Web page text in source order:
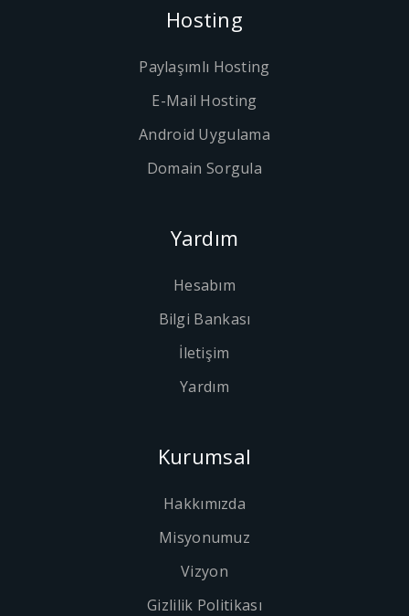
Hosting
Paylaşımlı Hosting
E-Mail Hosting
Android Uygulama
Domain Sorgula
Yardım
Hesabım
Bilgi Bankası
İletişim
Yardım
Kurumsal
Hakkımızda
Misyonumuz
Vizyon
Gizlilik Politikası